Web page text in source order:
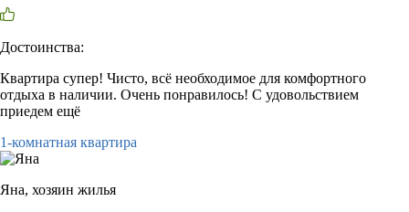
Достоинства:
Квартира супер! Чисто, всё необходимое для комфортного
отдыха в наличии. Очень понравилось! С удовольствием
приедем ещё
1-комнатная квартира
Яна, хозяин жилья